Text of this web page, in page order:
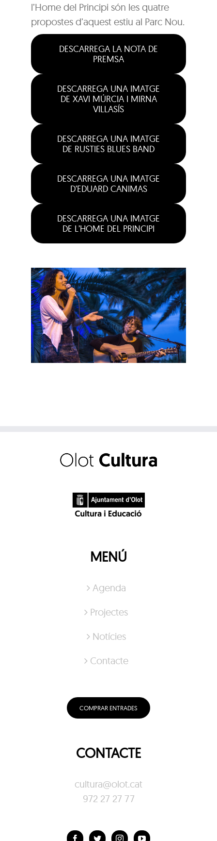
l’Home del Principi són les quatre
propostes d’aquest estiu al Parc Nou.
DESCARREGA LA NOTA DE
PREMSA
DESCARREGA UNA IMATGE
DE XAVI MÚRCIA I MIRNA
VILLASÍS
DESCARREGA UNA IMATGE
DE RUSTIES BLUES BAND
DESCARREGA UNA IMATGE
D’EDUARD CANIMAS
DESCARREGA UNA IMATGE
DE L’HOME DEL PRINCIPI
MENÚ
Agenda
Projectes
Notícies
Contacte
COMPRAR ENTRADES
CONTACTE
cultura@olot.cat
972 27 27 77